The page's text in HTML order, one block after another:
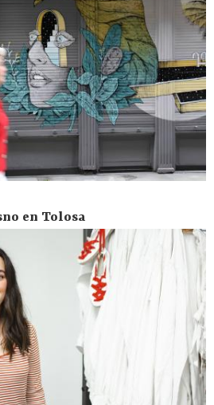
en Tolosa